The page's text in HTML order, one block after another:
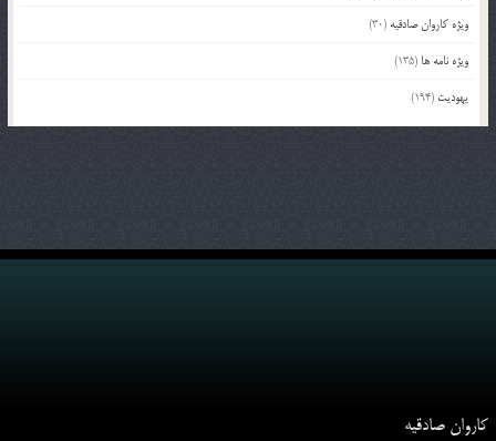
ویژه کاروان صادقیه (30)
ویژه نامه ها (135)
یهودیت (194)
کاروان صادقیه